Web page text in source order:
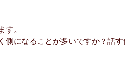
す。
側になることが多いですか？話